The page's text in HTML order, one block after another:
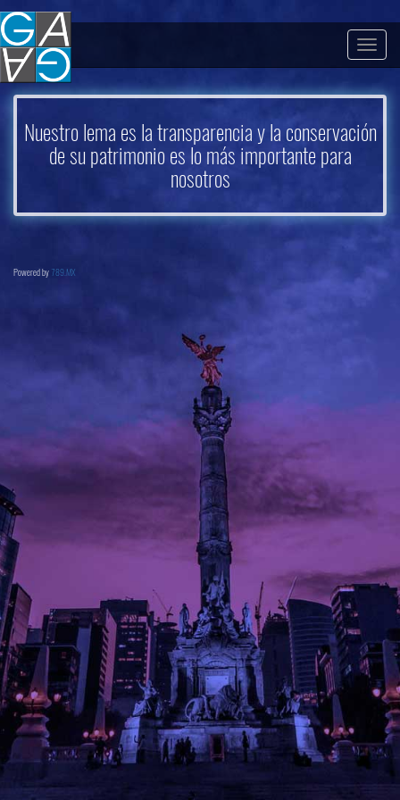
Nuestro lema es la transparencia y la conservación
de su patrimonio es lo más importante para
nosotros
Powered by 789.MX